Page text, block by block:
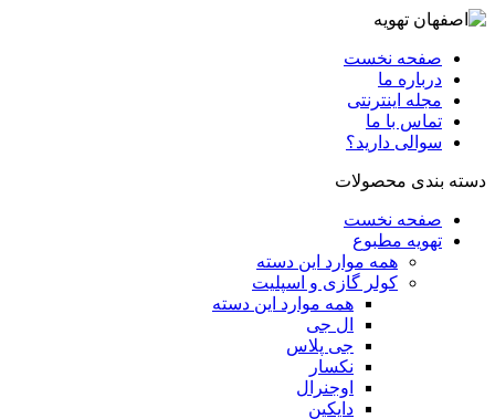
صفحه نخست
درباره ما
مجله اینترنتی
تماس با ما
سوالی دارید؟
دسته بندی محصولات
صفحه نخست
تهویه مطبوع
همه موارد این دسته
کولر گازی و اسپلیت
همه موارد این دسته
ال جی
جی پلاس
نکسار
اوجنرال
دایکین